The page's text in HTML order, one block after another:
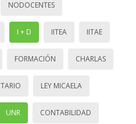
NODOCENTES
I + D IITEA IITAE
FORMACIÓN CHARLAS
LEY MICAELA
UNR CONTABILIDAD